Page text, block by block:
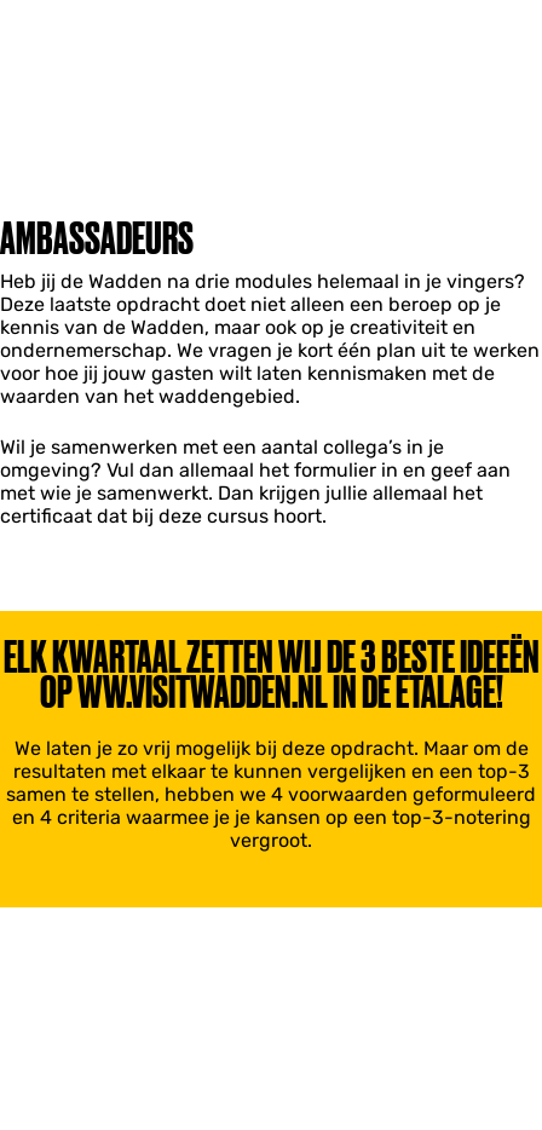
AMBASSADEURS
Heb jij de Wadden na drie modules helemaal in je vingers?
Deze laatste opdracht doet niet alleen een beroep op je
kennis van de Wadden, maar ook op je creativiteit en
ondernemerschap. We vragen je kort één plan uit te werken
voor hoe jij jouw gasten wilt laten kennismaken met de
waarden van het waddengebied.
Wil je samenwerken met een aantal collega’s in je
omgeving? Vul dan allemaal het formulier in en geef aan
met wie je samenwerkt. Dan krijgen jullie allemaal het
certificaat dat bij deze cursus hoort.
ELK KWARTAAL ZETTEN WIJ DE 3 BESTE IDEEËN
OP WW.VISITWADDEN.NL IN DE ETALAGE!
We laten je zo vrij mogelijk bij deze opdracht. Maar om de
resultaten met elkaar te kunnen vergelijken en een top-3
samen te stellen, hebben we 4 voorwaarden geformuleerd
en 4 criteria waarmee je je kansen op een top-3-notering
vergroot.